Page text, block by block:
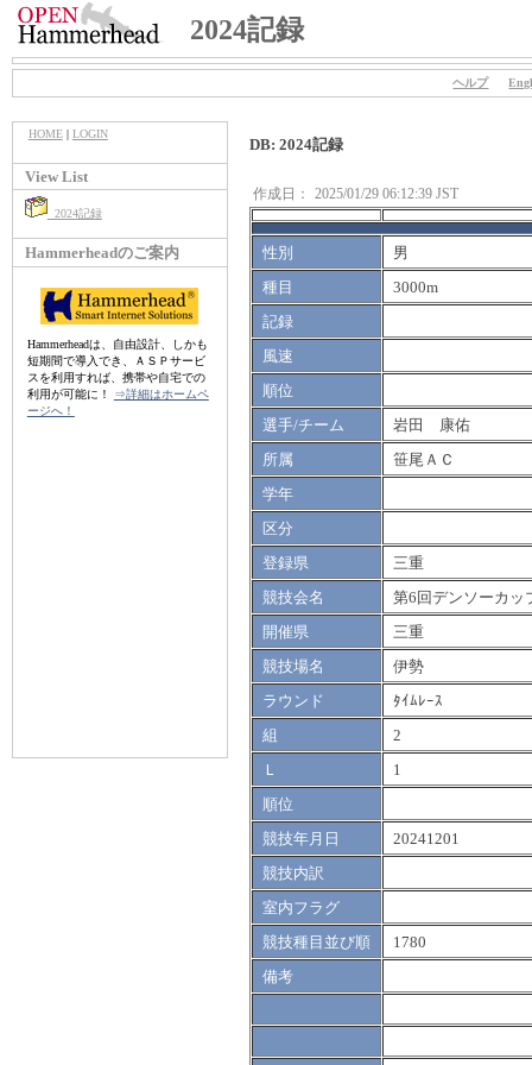
2024記録
ヘルプ
HOME| LOGIN
View List
2024記録
Hammerheadのご案内
Hammerheadは、自由設計、しかも
短期間で導入でき、ＡＳＰサービ
スを利用すれば、携帯や自宅での
利用が可能に！
⇒詳細はホームペ
ージへ！
DB: 2024記録
作成日： 2025/01/29 06:12:39 JST
性別
男
種目
3000m
記録
風速
順位
選手/チーム
岩田 康佑
所属
笹尾ＡＣ
学年
区分
登録県
三重
競技会名
第6回デンソーカッ
開催県
三重
競技場名
伊勢
ラウンド
ﾀｲﾑﾚｰｽ
組
2
Ｌ
1
順位
競技年月日
20241201
競技内訳
室内フラグ
競技種目並び順
1780
備考